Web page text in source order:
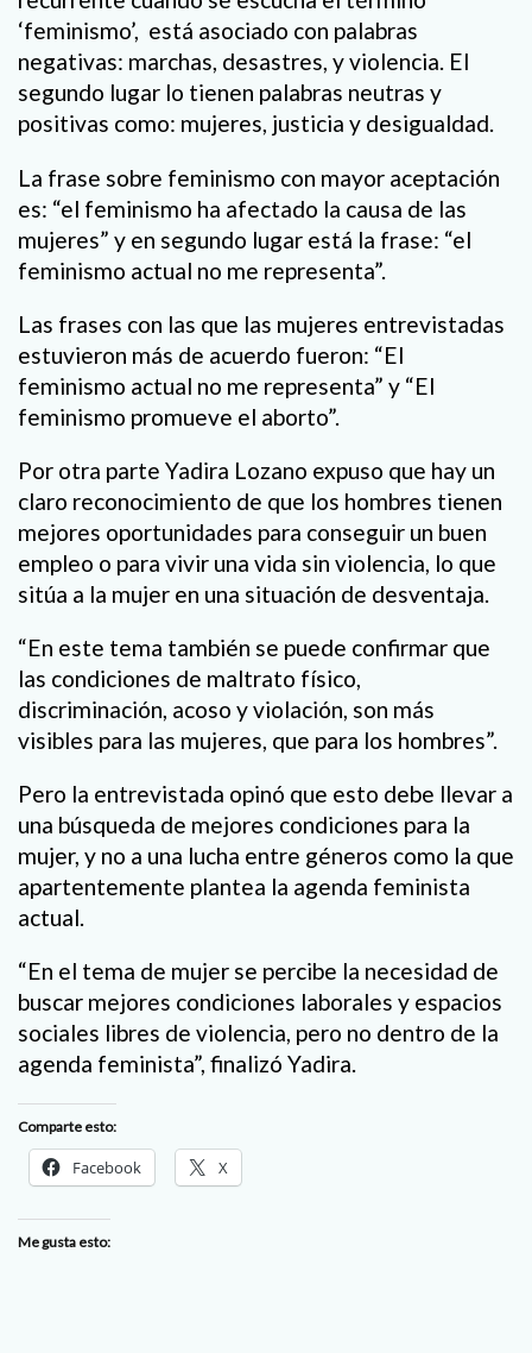
‘feminismo’, está asociado con palabras
negativas: marchas, desastres, y violencia. El
segundo lugar lo tienen palabras neutras y
positivas como: mujeres, justicia y desigualdad.
La frase sobre feminismo con mayor aceptación
es: “el feminismo ha afectado la causa de las
mujeres” y en segundo lugar está la frase: “el
feminismo actual no me representa”.
Las frases con las que las mujeres entrevistadas
estuvieron más de acuerdo fueron: “El
feminismo actual no me representa” y “El
feminismo promueve el aborto”.
Por otra parte Yadira Lozano expuso que hay un
claro reconocimiento de que los hombres tienen
mejores oportunidades para conseguir un buen
empleo o para vivir una vida sin violencia, lo que
sitúa a la mujer en una situación de desventaja.
“En este tema también se puede confirmar que
las condiciones de maltrato físico,
discriminación, acoso y violación, son más
visibles para las mujeres, que para los hombres”.
Pero la entrevistada opinó que esto debe llevar a
una búsqueda de mejores condiciones para la
mujer, y no a una lucha entre géneros como la que
apartentemente plantea la agenda feminista
actual.
“En el tema de mujer se percibe la necesidad de
buscar mejores condiciones laborales y espacios
sociales libres de violencia, pero no dentro de la
agenda feminista”, finalizó Yadira.
Comparte esto:
Facebook X
Me gusta esto: